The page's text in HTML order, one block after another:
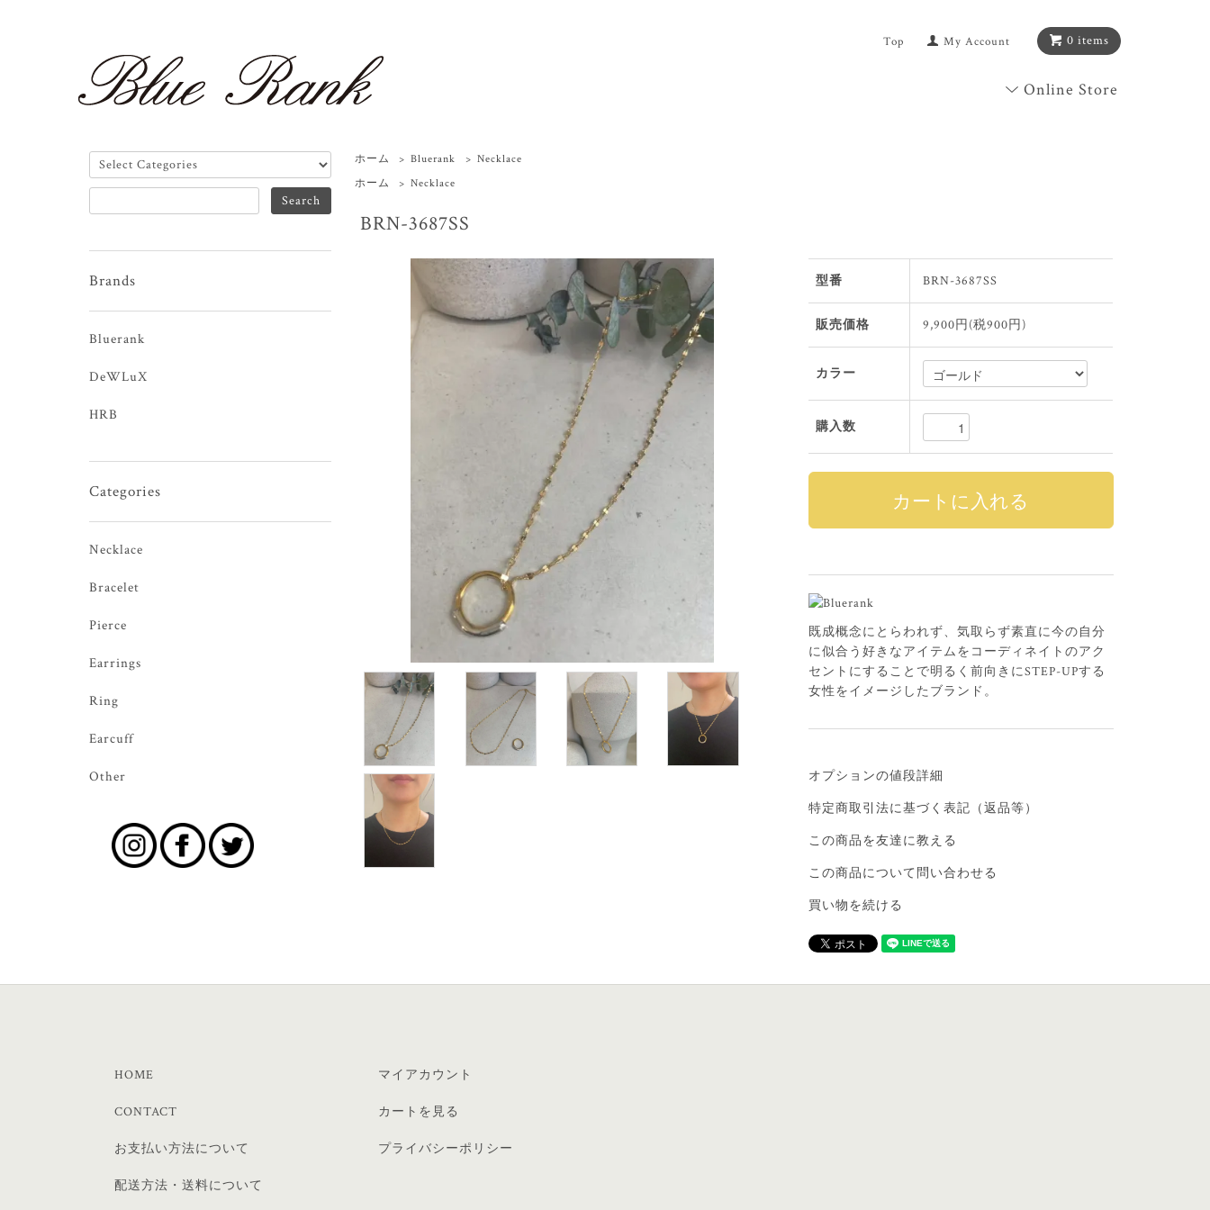
0 items
Top My Account
Online Store
ホーム > Bluerank > Necklace
ホーム
> Necklace
BRN-3687SS
型番 BRN-3687SS
販売価格 9,900円(税900円)
カラー
購入数
既成概念にとらわれず、気取らず素直に今の自分
に似合う好きなアイテムをコーディネイトのアク
セントにすることで明るく前向きにSTEP-UPする
女性をイメージしたブランド。
オプションの値段詳細
特定商取引法に基づく表記（返品等）
この商品を友達に教える
この商品について問い合わせる
買い物を続ける
Brands
Bluerank
DeWLuX
HRB
Categories
Necklace
Bracelet
Pierce
Earrings
Ring
Earcuff
Other
HOME
CONTACT
お支払い方法について
配送方法・送料について
マイアカウント
カートを見る
プライバシーポリシー